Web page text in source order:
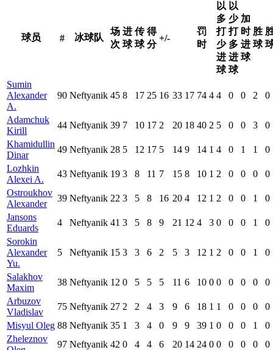
球员 # 冰球队
场
次
进
球
传
球
得
分
+/-
罚
时
以
多
打
少
进
球
以
少
打
多
进
球
加
时
进
球
胜
球
Sumin
Alexander
A.
90 Neftyanik 45 8 17 25 16 33 17 74 4 4 0 0 2 0
Adamchuk
Kirill
44 Neftyanik 39 7 10 17 2 20 18 40 2 5 0 0 3
0
Khamidullin
Dinar
49 Neftyanik 28 5 12 17 5 14 9 14 1 4 0 1 1
0
Lozhkin
Alexei A.
43 Neftyanik 19 3 8 11 7 15 8 10 1 2 0 0 0
0
Ostroukhov
Alexander
39 Neftyanik 22 3 5 8 16 20 4 12 1 2 0 0 1
0
Jansons
Eduards
4 Neftyanik 41 3 5 8 9 21 12 4 3 0 0 0 1
0
Sorokin
Alexander
Yu.
5 Neftyanik 15 3 3 6 2 5 3 12 1 2 0 0 1 0
Salakhov
Maxim
38 Neftyanik 12 0 5 5 5 11 6 10 0 0 0 0 0
0
Arbuzov
Vladislav
75 Neftyanik 27 2 2 4 3 9 6 18 1 1 0 0 0
0
Misyul Oleg 88 Neftyanik 35 1 3 4 0 9 9 39 1 0 0 0 1
0
Zheleznov
97 Neftyanik 42 0 4 4 6 20 14 24 0 0 0 0 0 0